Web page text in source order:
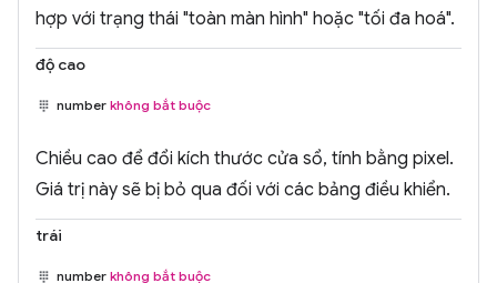
hợp với trạng thái "toàn màn hình" hoặc "tối đa hoá".
độ cao
number không bắt buộc
Chiều cao để đổi kích thước cửa sổ, tính bằng pixel.
Giá trị này sẽ bị bỏ qua đối với các bảng điều khiển.
trái
number không bắt buộc